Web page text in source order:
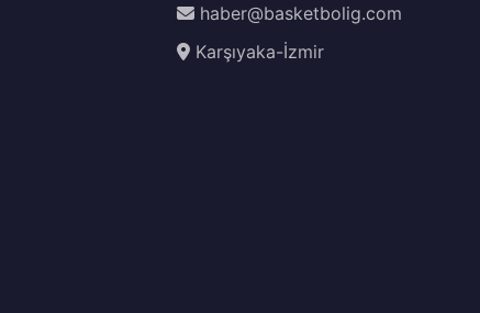
haber@basketbolig.com
Karşıyaka-İzmir